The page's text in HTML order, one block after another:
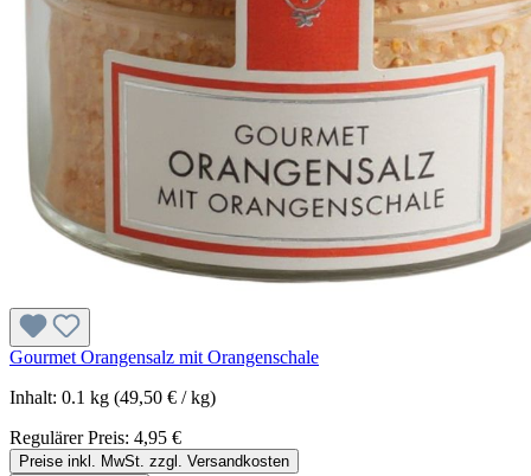
Gourmet Orangensalz mit Orangenschale
Inhalt: 0.1 kg (49,50 € / kg)
Regulärer Preis: 4,95 €
Preise inkl. MwSt. zzgl. Versandkosten